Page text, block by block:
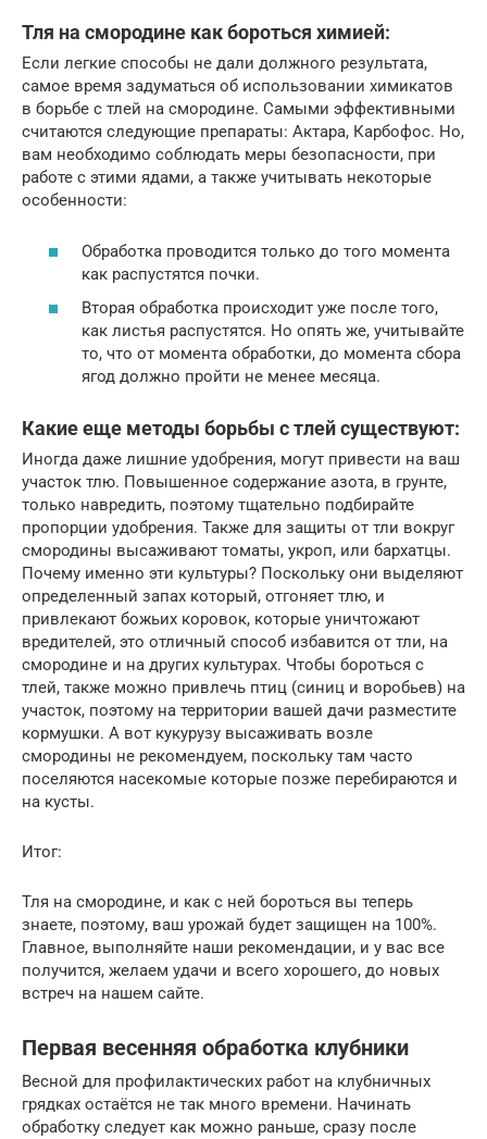
Тля на смородине как бороться химией:
Если легкие способы не дали должного результата,
самое время задуматься об использовании химикатов
в борьбе с тлей на смородине. Самыми эффективными
считаются следующие препараты: Актара, Карбофос. Но,
вам необходимо соблюдать меры безопасности, при
работе с этими ядами, а также учитывать некоторые
особенности:
Обработка проводится только до того момента
как распустятся почки.
Вторая обработка происходит уже после того,
как листья распустятся. Но опять же, учитывайте
то, что от момента обработки, до момента сбора
ягод должно пройти не менее месяца.
Какие еще методы борьбы с тлей существуют:
Иногда даже лишние удобрения, могут привести на ваш
участок тлю. Повышенное содержание азота, в грунте,
только навредить, поэтому тщательно подбирайте
пропорции удобрения. Также для защиты от тли вокруг
смородины высаживают томаты, укроп, или бархатцы.
Почему именно эти культуры? Поскольку они выделяют
определенный запах который, отгоняет тлю, и
привлекают божьих коровок, которые уничтожают
вредителей, это отличный способ избавится от тли, на
смородине и на других культурах. Чтобы бороться с
тлей, также можно привлечь птиц (синиц и воробьев) на
участок, поэтому на территории вашей дачи разместите
кормушки. А вот кукурузу высаживать возле
смородины не рекомендуем, поскольку там часто
поселяются насекомые которые позже перебираются и
на кусты.
Итог:
Тля на смородине, и как с ней бороться вы теперь
знаете, поэтому, ваш урожай будет защищен на 100%.
Главное, выполняйте наши рекомендации, и у вас все
получится, желаем удачи и всего хорошего, до новых
встреч на нашем сайте.
Первая весенняя обработка клубники
Весной для профилактических работ на клубничных
грядках остаётся не так много времени. Начинать
обработку следует как можно раньше, сразу после